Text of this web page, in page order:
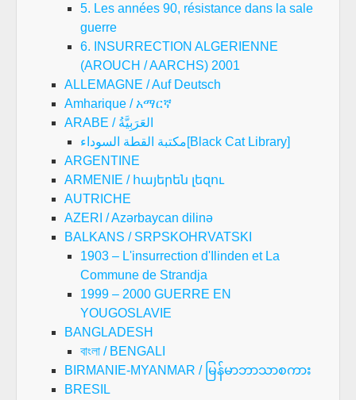
5. Les années 90, résistance dans la sale
guerre
6. INSURRECTION ALGERIENNE
(AROUCH / AARCHS) 2001
ALLEMAGNE / Auf Deutsch
Amharique / አማርኛ
ARABE / العَرَبِيَّةُ
مكتبة القطة السوداء[Black Cat Library]
ARGENTINE
ARMENIE / հայերեն լեզու
AUTRICHE
AZERI / Azərbaycan dilinə
BALKANS / SRPSKOHRVATSKI
1903 – L'insurrection d'Ilinden et La
Commune de Strandja
1999 – 2000 GUERRE EN
YOUGOSLAVIE
BANGLADESH
বাংলা / BENGALI
BIRMANIE-MYANMAR / မြန်မာဘာသာစကား
BRESIL